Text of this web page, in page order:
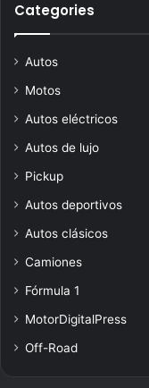
Categories
Autos
Motos
Autos eléctricos
Autos de lujo
Pickup
Autos deportivos
Autos clásicos
Camiones
Fórmula 1
MotorDigitalPress
Off-Road